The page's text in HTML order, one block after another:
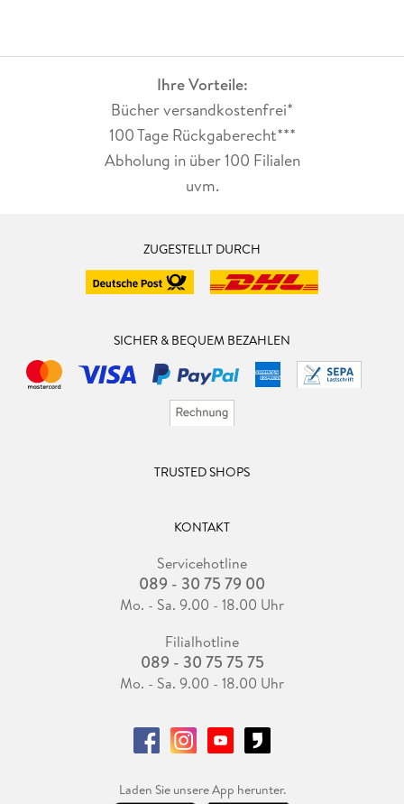
Ihre Vorteile:
Bücher versandkostenfrei*
100 Tage Rückgaberecht***
Abholung in über 100 Filialen
uvm.
ZUGESTELLT DURCH
SICHER & BEQUEM BEZAHLEN
TRUSTED SHOPS
KONTAKT
Servicehotline
089 - 30 75 79 00
Mo. - Sa. 9.00 - 18.00 Uhr
Filialhotline
089 - 30 75 75 75
Mo. - Sa. 9.00 - 18.00 Uhr
Laden Sie unsere App herunter.